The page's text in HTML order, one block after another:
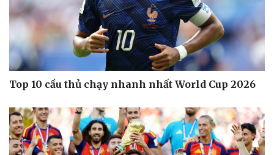
Top 10 cầu thủ chạy nhanh nhất World Cup 2026